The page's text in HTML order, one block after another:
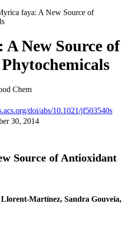
faya: A New Source of
New Source of
Chem
doi/abs/10.1021/jf503540s
30, 2014
Source of Antioxidant
Martínez, Sandra Gouveia,